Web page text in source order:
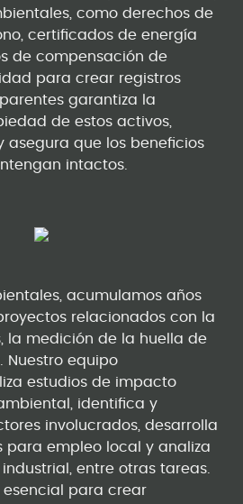
como derechos de
certificados de energía
de compensación de
para crear registros
garantiza la
de estos activos,
asegura que los beneficios
intactos.
acumulamos años
relacionados con la
la medición de la huella de
Nuestro equipo
estudios de impacto
identifica y
involucrados, desarrolla
para empleo local y analiza
entre otras tareas.
esencial para crear